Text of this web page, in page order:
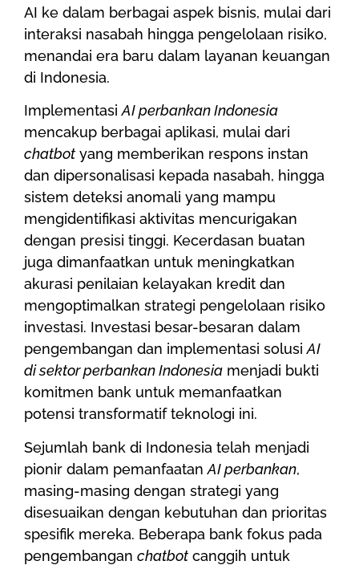
AI ke dalam berbagai aspek bisnis, mulai dari
interaksi nasabah hingga pengelolaan risiko,
menandai era baru dalam layanan keuangan
di Indonesia.
ImplementasiAI perbankan Indonesia
mencakup berbagai aplikasi, mulai dari
chatbot yang memberikan respons instan
dan dipersonalisasi kepada nasabah, hingga
sistem deteksi anomali yang mampu
mengidentifikasi aktivitas mencurigakan
dengan presisi tinggi. Kecerdasan buatan
juga dimanfaatkan untuk meningkatkan
akurasi penilaian kelayakan kredit dan
mengoptimalkan strategi pengelolaan risiko
investasi. Investasi besar-besaran dalam
pengembangan dan implementasi solusiAI
di sektor perbankan Indonesia menjadi bukti
komitmen bank untuk memanfaatkan
potensi transformatif teknologi ini.
Sejumlah bank di Indonesia telah menjadi
pionir dalam pemanfaatanAI perbankan,
masing-masing dengan strategi yang
disesuaikan dengan kebutuhan dan prioritas
spesifik mereka. Beberapa bank fokus pada
pengembangan chatbot canggih untuk